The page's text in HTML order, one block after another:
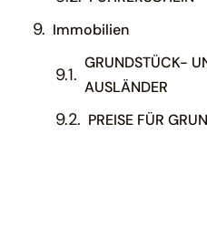
Immobilien
GRUNDSTÜCK-
AUSLÄNDER
PREISE FÜR